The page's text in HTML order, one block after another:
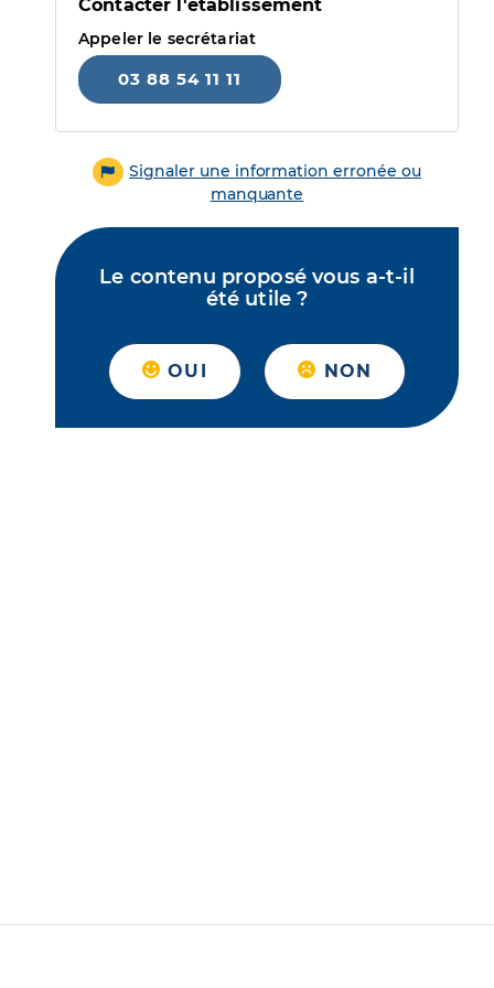
Contacter l'établissement
Appeler le secrétariat
03 88 54 11 11
Signaler une information erronée ou
manquante
Le contenu proposé vous a-t-il
été utile ?
OUI NON